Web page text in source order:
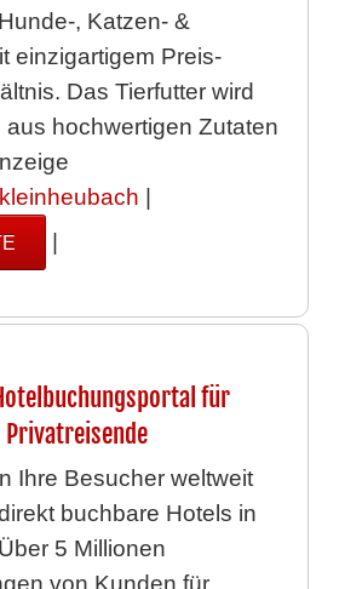
, Katzen- &
einzigartigem Preis-
Das Tierfutter wird
hochwertigen Zutaten
kleinheubach
für
Ihre Besucher weltweit
buchbare Hotels in
5 Millionen
von Kunden für